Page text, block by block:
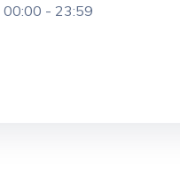
00:00 - 23:59